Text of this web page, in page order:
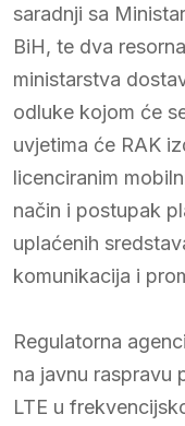
saradnji sa
BiH, te dva
ministarstva
odluke kojom će
uvjetima će RAK
licenciranim
način i postupak
uplaćenih
komunikacija i
Regulatorna
na javnu raspravu
LTE u